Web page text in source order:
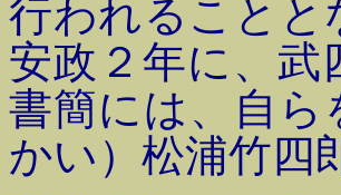
行われることと
安政２年に、武
書簡には、自ら
かい）松浦竹四